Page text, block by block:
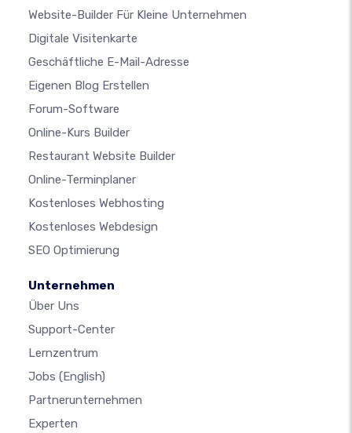
Website-Builder Für Kleine Unternehmen
Digitale Visitenkarte
Geschäftliche E-Mail-Adresse
Eigenen Blog Erstellen
Forum-Software
Online-Kurs Builder
Restaurant Website Builder
Online-Terminplaner
Kostenloses Webhosting
Kostenloses Webdesign
SEO Optimierung
Unternehmen
Über Uns
Support-Center
Lernzentrum
Jobs (English)
Partnerunternehmen
Experten